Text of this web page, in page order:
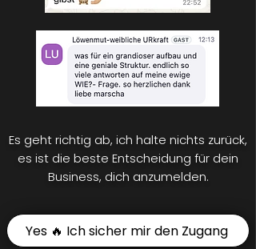
Es geht richtig ab, ich halte nichts zurück,
es ist die beste Entscheidung für dein
Business, dich anzumelden.
Yes 🔥 Ich sicher mir den Zugang